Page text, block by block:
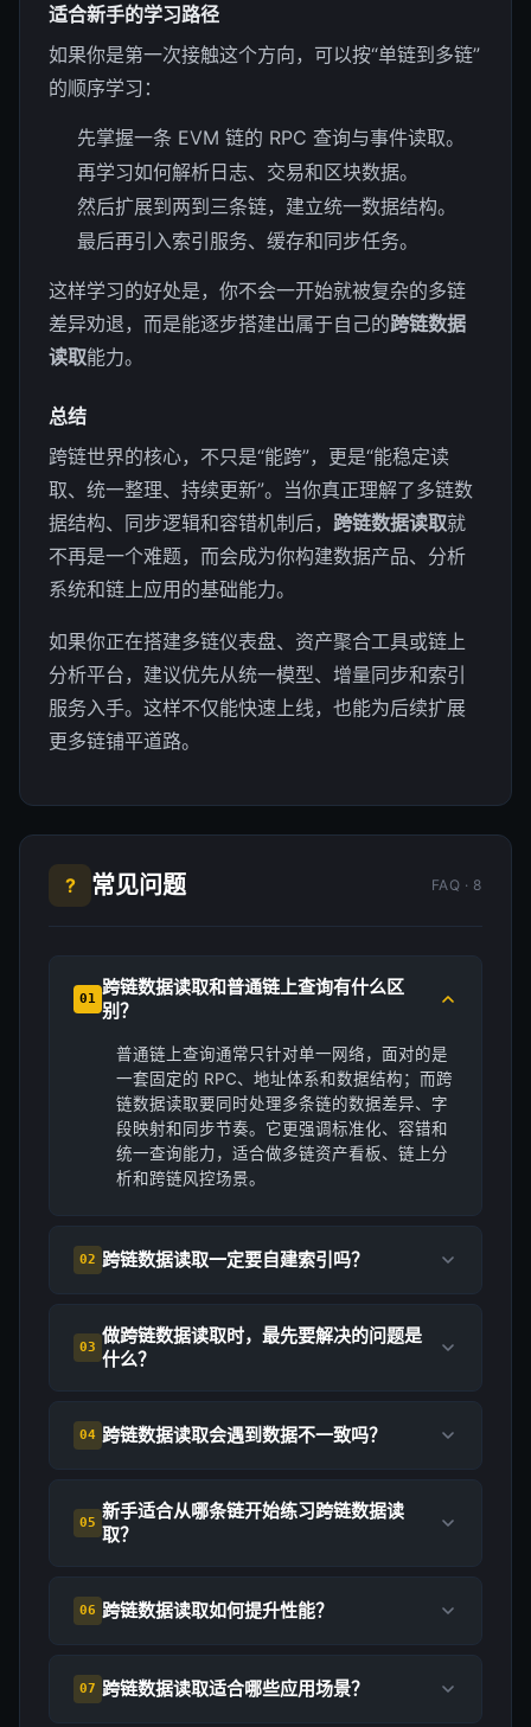
适合新手的学习路径
如果你是第一次接触这个方向，可以按“单链到多链”
的顺序学习：
先掌握一条 EVM 链的 RPC 查询与事件读取。
再学习如何解析日志、交易和区块数据。
然后扩展到两到三条链，建立统一数据结构。
最后再引入索引服务、缓存和同步任务。
这样学习的好处是，你不会一开始就被复杂的多链
差异劝退，而是能逐步搭建出属于自己的跨链数据
读取能力。
总结
跨链世界的核心，不只是“能跨”，更是“能稳定读
取、统一整理、持续更新”。当你真正理解了多链数
据结构、同步逻辑和容错机制后， 跨链数据读取就
不再是一个难题，而会成为你构建数据产品、分析
系统和链上应用的基础能力。
如果你正在搭建多链仪表盘、资产聚合工具或链上
分析平台，建议优先从统一模型、增量同步和索引
服务入手。这样不仅能快速上线，也能为后续扩展
更多链铺平道路。
? 常见问题 FAQ · 8
01
跨链数据读取和普通链上查询有什么区
别？
普通链上查询通常只针对单一网络，面对的是
一套固定的 RPC、地址体系和数据结构；而跨
链数据读取要同时处理多条链的数据差异、字
段映射和同步节奏。它更强调标准化、容错和
统一查询能力，适合做多链资产看板、链上分
析和跨链风控场景。
02 跨链数据读取一定要自建索引吗？
03
做跨链数据读取时，最先要解决的问题是
什么？
04 跨链数据读取会遇到数据不一致吗？
05
新手适合从哪条链开始练习跨链数据读
取？
06 跨链数据读取如何提升性能？
07 跨链数据读取适合哪些应用场景？